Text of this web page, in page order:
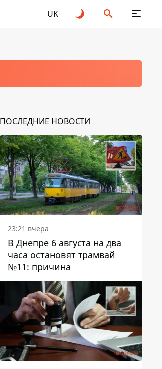
UK
ПОСЛЕДНИЕ НОВОСТИ
23:21 вчера
В Днепре 6 августа на два
часа остановят трамвай
№11: причина